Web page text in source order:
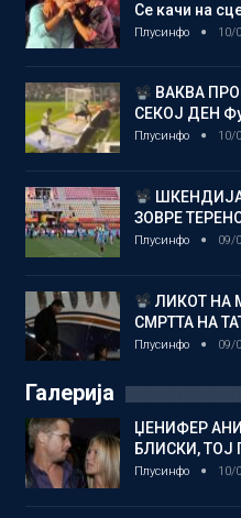
Се качи на
Плусинфо 10/
ВАКВА
СЕКОЈ ДЕН
Плусинфо 10/
ЗОВРЕ
Плусинфо 09/
ЛИКОТ НА
СМРТТА НА
Плусинфо 09/
Галерија
ЏЕНИФЕР
БЛИСКИ, ТОЈ
Плусинфо 10/